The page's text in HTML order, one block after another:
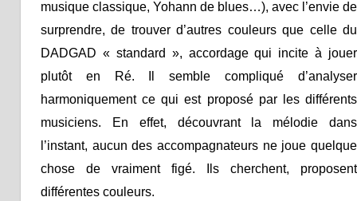
musique classique, Yohann de blues…), avec l’envie de
surprendre, de trouver d’autres couleurs que celle du
DADGAD « standard », accordage qui incite à jouer
plutôt en Ré. Il semble compliqué d’analyser
harmoniquement ce qui est proposé par les différents
musiciens. En effet, découvrant la mélodie dans
l’instant, aucun des accompagnateurs ne joue quelque
chose de vraiment figé. Ils cherchent, proposent
différentes couleurs.